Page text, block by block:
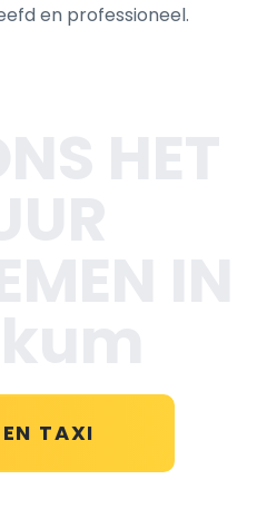
en professioneel.
TAXI